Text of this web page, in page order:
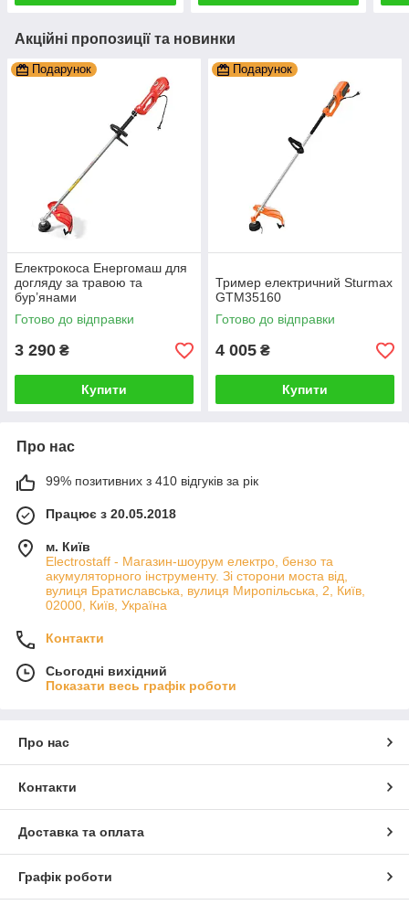
Акційні пропозиції та новинки
Подарунок
Електрокоса Енергомаш для
догляду за травою та
бур’янами
Готово до відправки
3 290 ₴
Купити
Подарунок
Тример електричний Sturmax
GTM35160
Готово до відправки
4 005 ₴
Купити
Про нас
99% позитивних з 410 відгуків за рік
Працює з 20.05.2018
м. Київ
Electrostaff - Магазин-шоурум електро, бензо та
акумуляторного інструменту. Зі сторони моста від,
вулиця Братиславська, вулиця Миропільська, 2, Київ,
02000, Київ, Україна
Контакти
Сьогодні вихідний
Показати весь графік роботи
Про нас
Контакти
Доставка та оплата
Графік роботи